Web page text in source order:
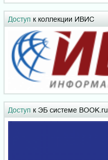
Доступ к коллекции ИВИС
Доступ к ЭБ системе BOOK.ru